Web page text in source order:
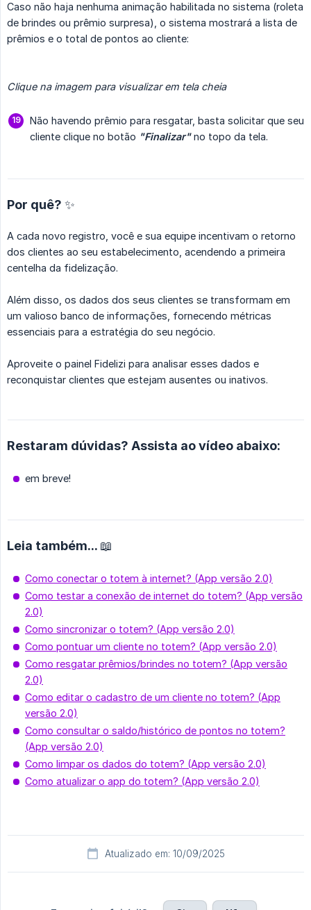
Caso não haja nenhuma animação habilitada no sistema (roleta
de brindes ou prêmio surpresa), o sistema mostrará a lista de
prêmios e o total de pontos ao cliente:
Clique na imagem para visualizar em tela cheia
Não havendo prêmio para resgatar, basta solicitar que seu
cliente clique no botão "Finalizar"no topo da tela.
Por quê? ✨
A cada novo registro, você e sua equipe incentivam o retorno
dos clientes ao seu estabelecimento, acendendo a primeira
centelha da fidelização.
Além disso, os dados dos seus clientes se transformam em
um valioso banco de informações, fornecendo métricas
essenciais para a estratégia do seu negócio.
Aproveite o painel Fidelizi para analisar esses dados e
reconquistar clientes que estejam ausentes ou inativos.
Restaram dúvidas? Assista ao vídeo abaixo:
em breve!
Leia também... 📖
Como conectar o totem à internet? (App versão 2.0)
Como testar a conexão de internet do totem? (App versão
2.0)
Como sincronizar o totem? (App versão 2.0)
Como pontuar um cliente no totem? (App versão 2.0)
Como resgatar prêmios/brindes no totem? (App versão
2.0)
Como editar o cadastro de um cliente no totem? (App
versão 2.0)
Como consultar o saldo/histórico de pontos no totem?
(App versão 2.0)
Como limpar os dados do totem? (App versão 2.0)
Como atualizar o app do totem? (App versão 2.0)
Atualizado em: 10/09/2025